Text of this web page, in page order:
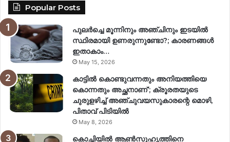
Popular Posts
പുലർച്ചെ മൂന്നിനും അഞ്ചിനും ഇടയിൽ
സ്ഥിരമായി ഉണരുന്നുണ്ടോ?; കാരണങ്ങള്‍
ഇതാകാം…
May 15, 2026
കാട്ടിൽ കൊണ്ടുവന്നതും അനിയത്തിയെ
കൊന്നതും അച്ഛനാണ്’; ക്രൂരതയുടെ
ചുരുളഴിച്ച് അഞ്ചുവയസുകാരന്റെ മൊഴി,
പിതാവ് പിടിയിൽ
May 8, 2026
കൊച്ചിയിൽ ആൺസുഹൃത്തിനെ